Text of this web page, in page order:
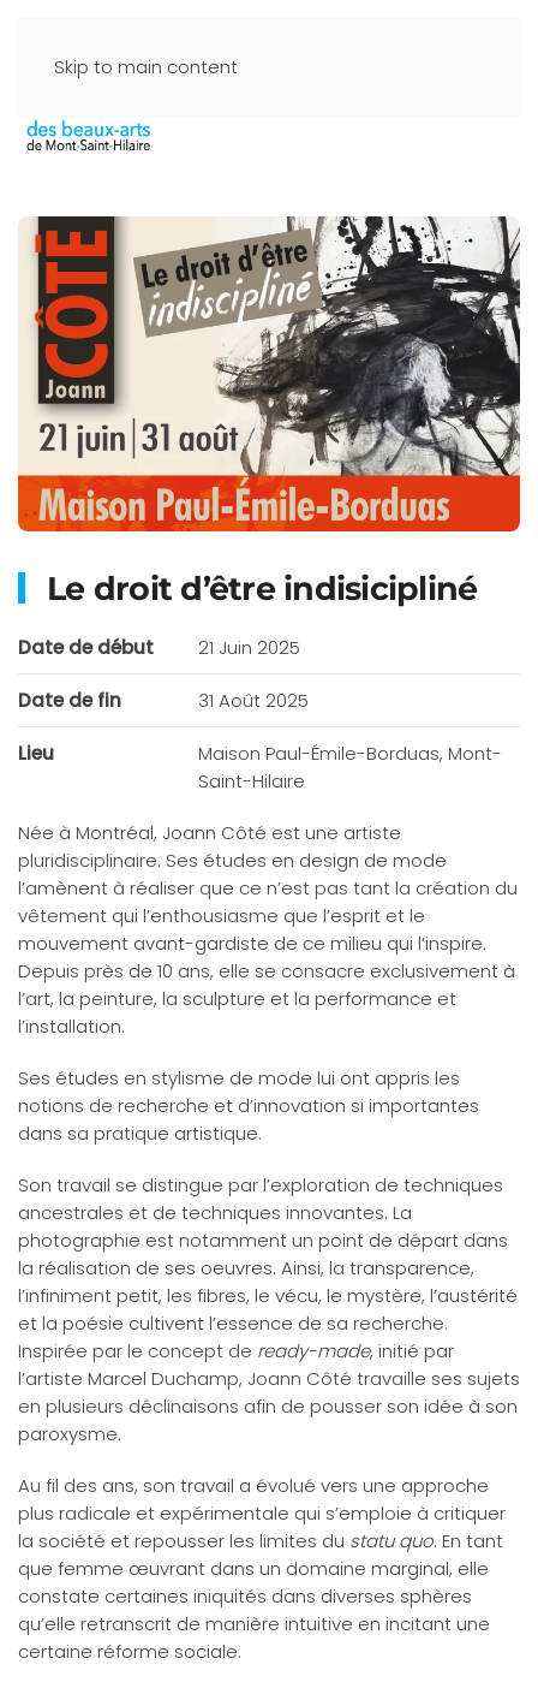
Skip to main content
Le droit d’être indisicipliné
Date de début 21 Juin 2025
Date de fin 31 Août 2025
Lieu
Maison Paul-Émile-Borduas, Mont-
Saint-Hilaire
Née à Montréal, Joann Côté est une artiste
pluridisciplinaire. Ses études en design de mode
l’amènent à réaliser que ce n’est pas tant la création du
vêtement qui l’enthousiasme que l’esprit et le
mouvement avant-gardiste de ce milieu qui l’inspire.
Depuis près de 10 ans, elle se consacre exclusivement à
l’art, la peinture, la sculpture et la performance et
l’installation.
Ses études en stylisme de mode lui ont appris les
notions de recherche et d’innovation si importantes
dans sa pratique artistique.
Son travail se distingue par l’exploration de techniques
ancestrales et de techniques innovantes. La
photographie est notamment un point de départ dans
la réalisation de ses oeuvres. Ainsi, la transparence,
l’infiniment petit, les fibres, le vécu, le mystère, l’austérité
et la poésie cultivent l’essence de sa recherche.
Inspirée par le concept de ready-made, initié par
l’artiste Marcel Duchamp, Joann Côté travaille ses sujets
en plusieurs déclinaisons afin de pousser son idée à son
paroxysme.
Au fil des ans, son travail a évolué vers une approche
plus radicale et expérimentale qui s’emploie à critiquer
la société et repousser les limites du statu quo. En tant
que femme œuvrant dans un domaine marginal, elle
constate certaines iniquités dans diverses sphères
qu’elle retranscrit de manière intuitive en incitant une
certaine réforme sociale.